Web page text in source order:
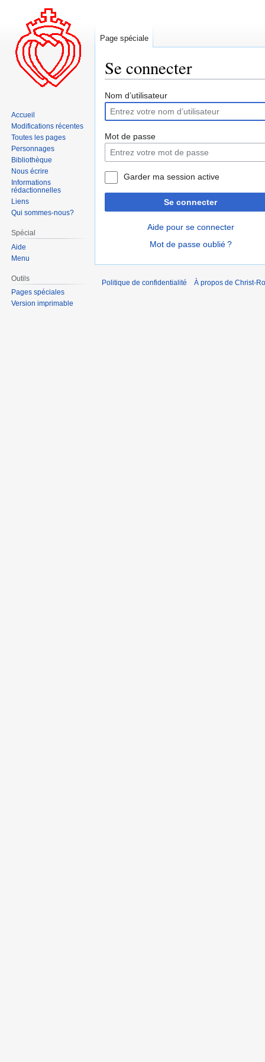
Se connecter
Aller
la
navigation
Aller
la
recherche
Nom d’utilisateur
Mot de passe
Garder ma session active
Se connecter
Aide pour se connecter
Mot de passe oublié ?
Page spéciale
Accueil
Modifications récentes
Toutes les pages
Personnages
Bibliothèque
Nous écrire
Informations
rédactionnelles
Liens
Qui sommes-nous?
Spécial
Aide
Menu
Outils
Pages spéciales
Version imprimable
Politique de confidentialité À propos de Christ-